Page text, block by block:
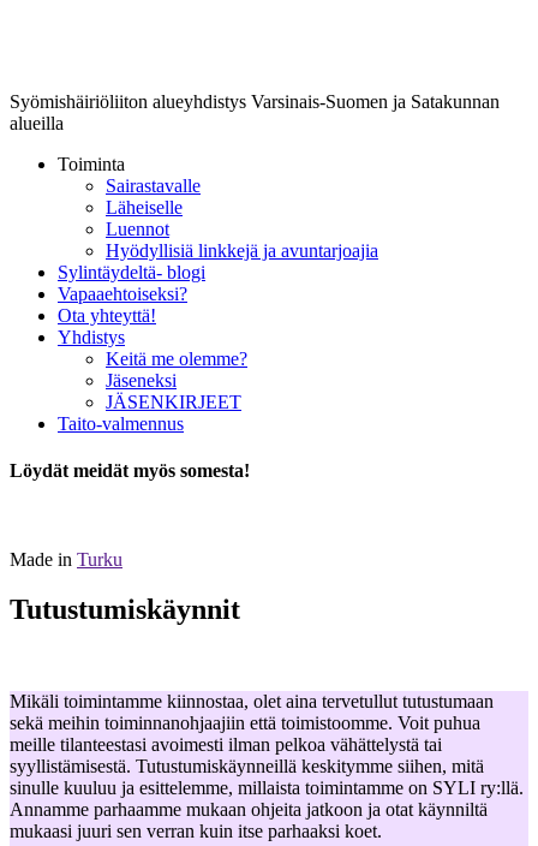
Syömishäiriöliiton alueyhdistys Varsinais-Suomen ja Satakunnan
alueilla
Toiminta
Sairastavalle
Läheiselle
Luennot
Hyödyllisiä linkkejä ja avuntarjoajia
Sylintäydeltä- blogi
Vapaaehtoiseksi?
Ota yhteyttä!
Yhdistys
Keitä me olemme?
Jäseneksi
JÄSENKIRJEET
Taito-valmennus
Löydät meidät myös somesta!
Made in Turku
Tutustumiskäynnit
Mikäli toimintamme kiinnostaa, olet aina tervetullut tutustumaan
sekä meihin toiminnanohjaajiin että toimistoomme. Voit puhua
meille tilanteestasi avoimesti ilman pelkoa vähättelystä tai
syyllistämisestä. Tutustumiskäynneillä keskitymme siihen, mitä
sinulle kuuluu ja esittelemme, millaista toimintamme on SYLI ry:llä.
Annamme parhaamme mukaan ohjeita jatkoon ja otat käynniltä
mukaasi juuri sen verran kuin itse parhaaksi koet.